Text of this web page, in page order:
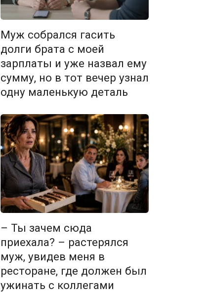
Муж собрался гасить
долги брата с моей
зарплаты и уже назвал ему
сумму, но в тот вечер узнал
одну маленькую деталь
– Ты зачем сюда
приехала? – растерялся
муж, увидев меня в
ресторане, где должен был
ужинать с коллегами